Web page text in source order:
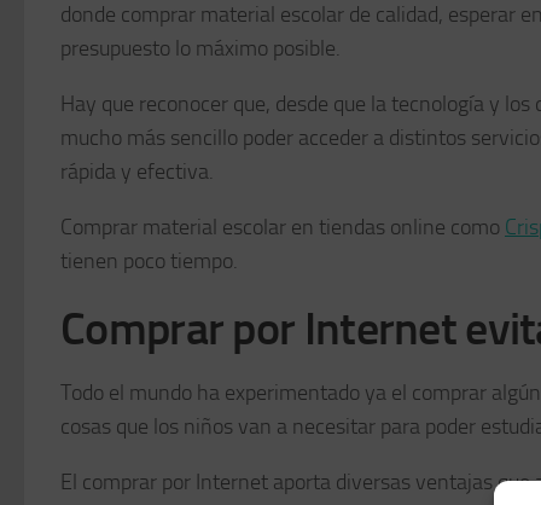
donde comprar material escolar de calidad, esperar
presupuesto lo máximo posible.
Hay que reconocer que, desde que la tecnología y
mucho más sencillo poder acceder a distintos
rápida y efectiva.
Comprar material escolar en tiendas online como
tienen poco tiempo.
Comprar por Internet
Todo el mundo ha experimentado ya el comprar
cosas que los niños van a necesitar para poder
El comprar por Internet aporta diversas ventajas que